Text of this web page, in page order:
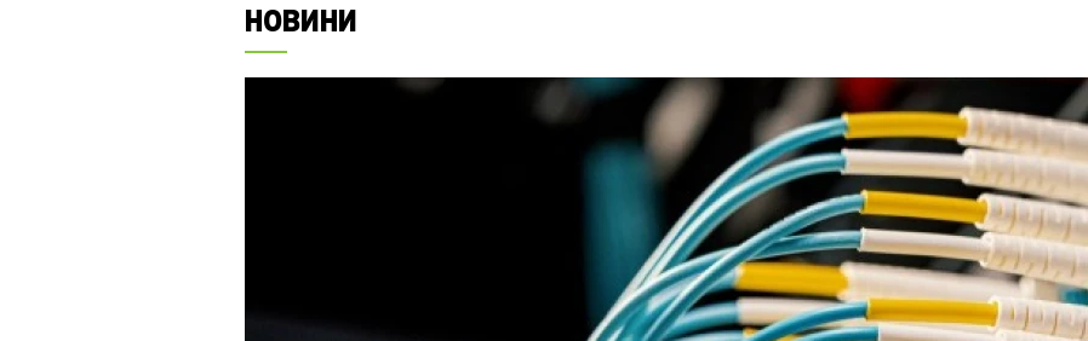
НОВИНИ